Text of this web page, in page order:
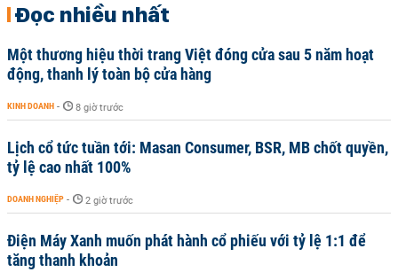
Đọc nhiều nhất
Một thương hiệu thời trang Việt đóng cửa sau 5 năm hoạt
động, thanh lý toàn bộ cửa hàng
KINH DOANH - 8 giờ trước
Lịch cổ tức tuần tới: Masan Consumer, BSR, MB chốt quyền,
tỷ lệ cao nhất 100%
DOANH NGHIỆP - 2 giờ trước
Điện Máy Xanh muốn phát hành cổ phiếu với tỷ lệ 1:1 để
tăng thanh khoản